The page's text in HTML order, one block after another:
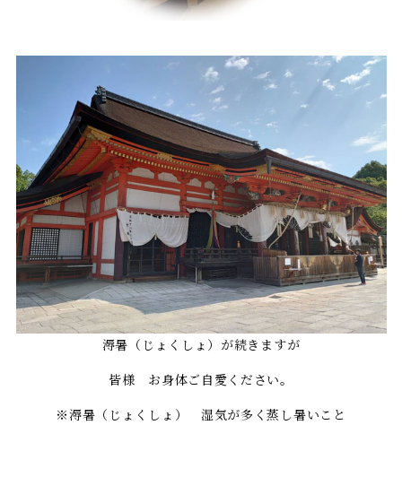
溽暑（じょくしょ）が続きますが
皆様 お身体ご自愛ください。
※溽暑（じょくしょ） 湿気が多く蒸し暑いこと